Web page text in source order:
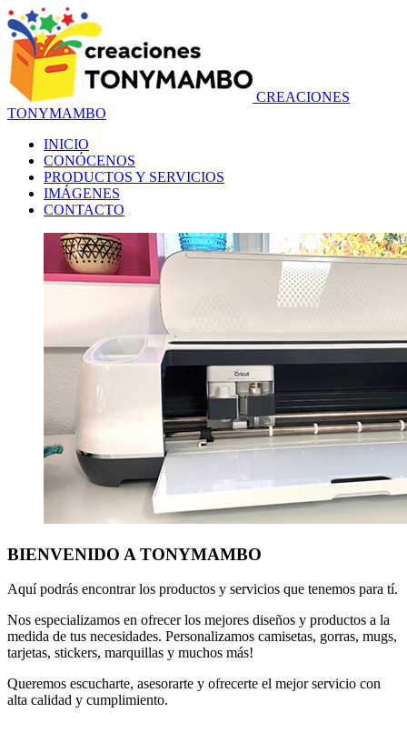
CREACIONES
TONYMAMBO
INICIO
CONÓCENOS
PRODUCTOS Y SERVICIOS
IMÁGENES
CONTACTO
BIENVENIDO A TONYMAMBO
Aquí podrás encontrar los productos y servicios que tenemos para tí.
Nos especializamos en ofrecer los mejores diseños y productos a la
medida de tus necesidades. Personalizamos camisetas, gorras, mugs,
tarjetas, stickers, marquillas y muchos más!
Queremos escucharte, asesorarte y ofrecerte el mejor servicio con
alta calidad y cumplimiento.